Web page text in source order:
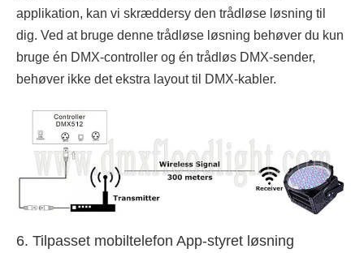
applikation, kan vi skræddersy den trådløse løsning til
dig. Ved at bruge denne trådløse løsning behøver du kun
bruge én DMX-controller og én trådløs DMX-sender,
behøver ikke det ekstra layout til DMX-kabler.
6. Tilpasset mobiltelefon App-styret løsning